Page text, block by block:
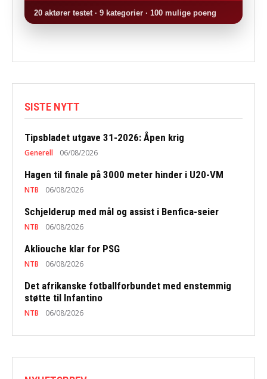
20 aktører testet · 9 kategorier · 100 mulige poeng
SISTE NYTT
Tipsbladet utgave 31-2026: Åpen krig
Generell 06/08/2026
Hagen til finale på 3000 meter hinder i U20-VM
NTB 06/08/2026
Schjelderup med mål og assist i Benfica-seier
NTB 06/08/2026
Akliouche klar for PSG
NTB 06/08/2026
Det afrikanske fotballforbundet med enstemmig
støtte til Infantino
NTB 06/08/2026